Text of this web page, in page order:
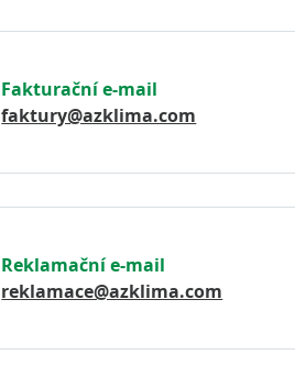
Fakturační e-mail
faktury@azklima.com
Reklamační e-mail
reklamace@azklima.com